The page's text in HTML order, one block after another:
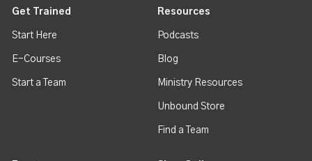
Get Trained
Start Here
E-Courses
Start a Team
Resources
Podcasts
Blog
Ministry Resources
Unbound Store
Find a Team